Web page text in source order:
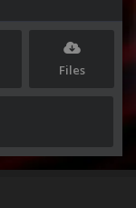
Files